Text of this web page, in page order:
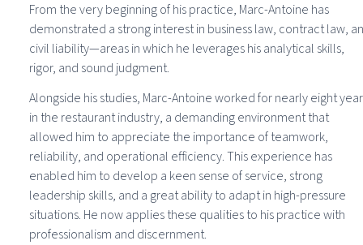
From the very beginning of his practice, Marc-Antoine has
demonstrated a strong interest in business law, contract law,
civil liability—areas in which he leverages his analytical skills,
rigor, and sound judgment.
Alongside his studies, Marc-Antoine worked for nearly eight
in the restaurant industry, a demanding environment that
allowed him to appreciate the importance of teamwork,
reliability, and operational efficiency. This experience has
enabled him to develop a keen sense of service, strong
leadership skills, and a great ability to adapt in high-pressure
situations. He now applies these qualities to his practice with
professionalism and discernment.